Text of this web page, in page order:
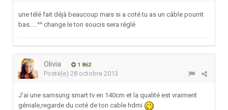
une télé fait déjà beaucoup mais si a coté tu as un câble pourrit
bas.....^^ change le ton soucis sera réglé
Olivia 1 862
Posté(e) 28 octobre 2013
J'ai une samsung smart tv en 140cm et la qualité est vraiment
géniale,regarde du coté de ton cable hdmi